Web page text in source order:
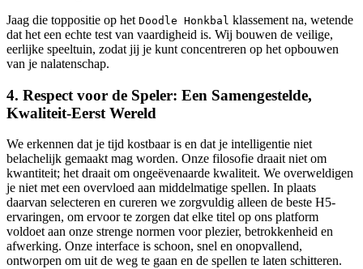
Jaag die toppositie op het Doodle Honkbal klassement na, wetende
dat het een echte test van vaardigheid is. Wij bouwen de veilige,
eerlijke speeltuin, zodat jij je kunt concentreren op het opbouwen
van je nalatenschap.
4. Respect voor de Speler: Een Samengestelde,
Kwaliteit-Eerst Wereld
We erkennen dat je tijd kostbaar is en dat je intelligentie niet
belachelijk gemaakt mag worden. Onze filosofie draait niet om
kwantiteit; het draait om ongeëvenaarde kwaliteit. We overweldigen
je niet met een overvloed aan middelmatige spellen. In plaats
daarvan selecteren en cureren we zorgvuldig alleen de beste H5-
ervaringen, om ervoor te zorgen dat elke titel op ons platform
voldoet aan onze strenge normen voor plezier, betrokkenheid en
afwerking. Onze interface is schoon, snel en onopvallend,
ontworpen om uit de weg te gaan en de spellen te laten schitteren.